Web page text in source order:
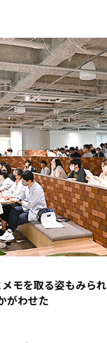
モを取る姿もみら
がわせた